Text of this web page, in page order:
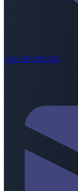
+421 903 982 982